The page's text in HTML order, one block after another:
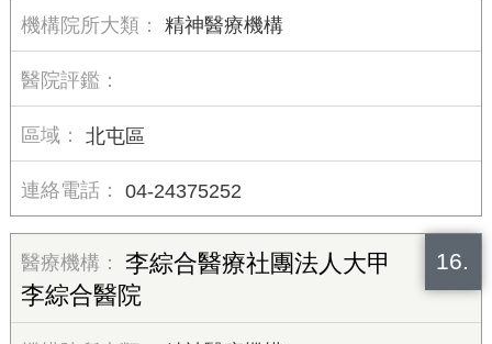
精神醫療機構
北屯區
04-24375252
16.
李綜合醫療社團法人大甲
李綜合醫院